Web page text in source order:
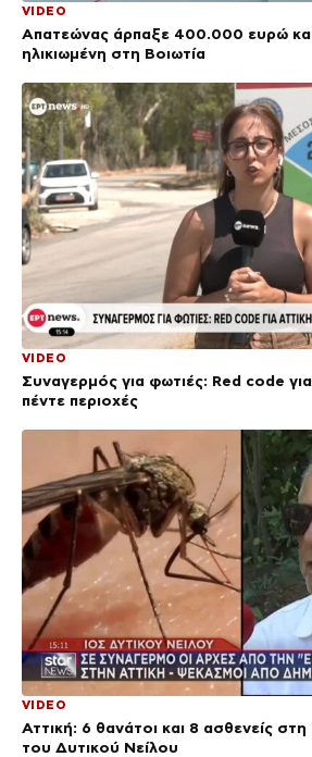
VIDEO
Απατεώνας άρπαξε 400.000 ευρώ
ηλικιωμένη στη Βοιωτία
VIDEO
Συναγερμός για φωτιές: Red code
πέντε περιοχές
VIDEO
Αττική: 6 θανάτοι και 8 ασθενείς
του Δυτικού Νείλου